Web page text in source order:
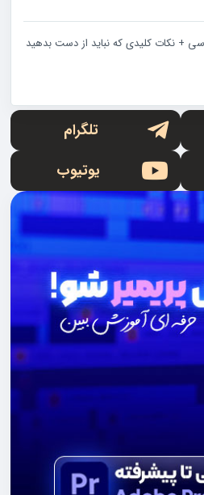
+ نکات کلیدی که نباید از دست بدهید
تلگرام
یوتیوب